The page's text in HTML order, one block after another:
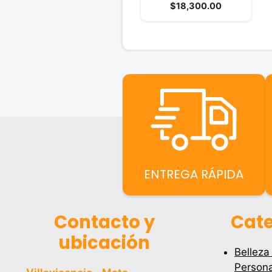
e
$18,300.00El
ENTREGA RÁPIDA
Contacto y
ubicación